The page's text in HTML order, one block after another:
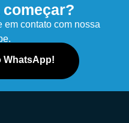
em contato com nossa
WhatsApp!